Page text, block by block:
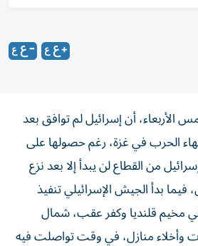
الأربعاء، أن إسرائيل لم توافق بعد
الحرب في غزة، رغم حصولها على
من القطاع لن يبدأ إلا بعد نزع
بدأ الجيش الإسرائيلي تنفيذ
مخيم قلنديا وكفر عقب، شمال
وأخلاء منازل، في وقت تواصلت فيه